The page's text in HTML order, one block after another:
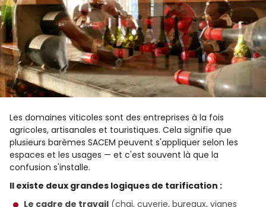
Les domaines viticoles sont des entreprises à la fois
agricoles, artisanales et touristiques. Cela signifie que
plusieurs barèmes SACEM peuvent s'appliquer selon les
espaces et les usages — et c'est souvent là que la
confusion s'installe.
Il existe deux grandes logiques de tarification :
Le cadre de travail (chai, cuverie, bureaux, vignes